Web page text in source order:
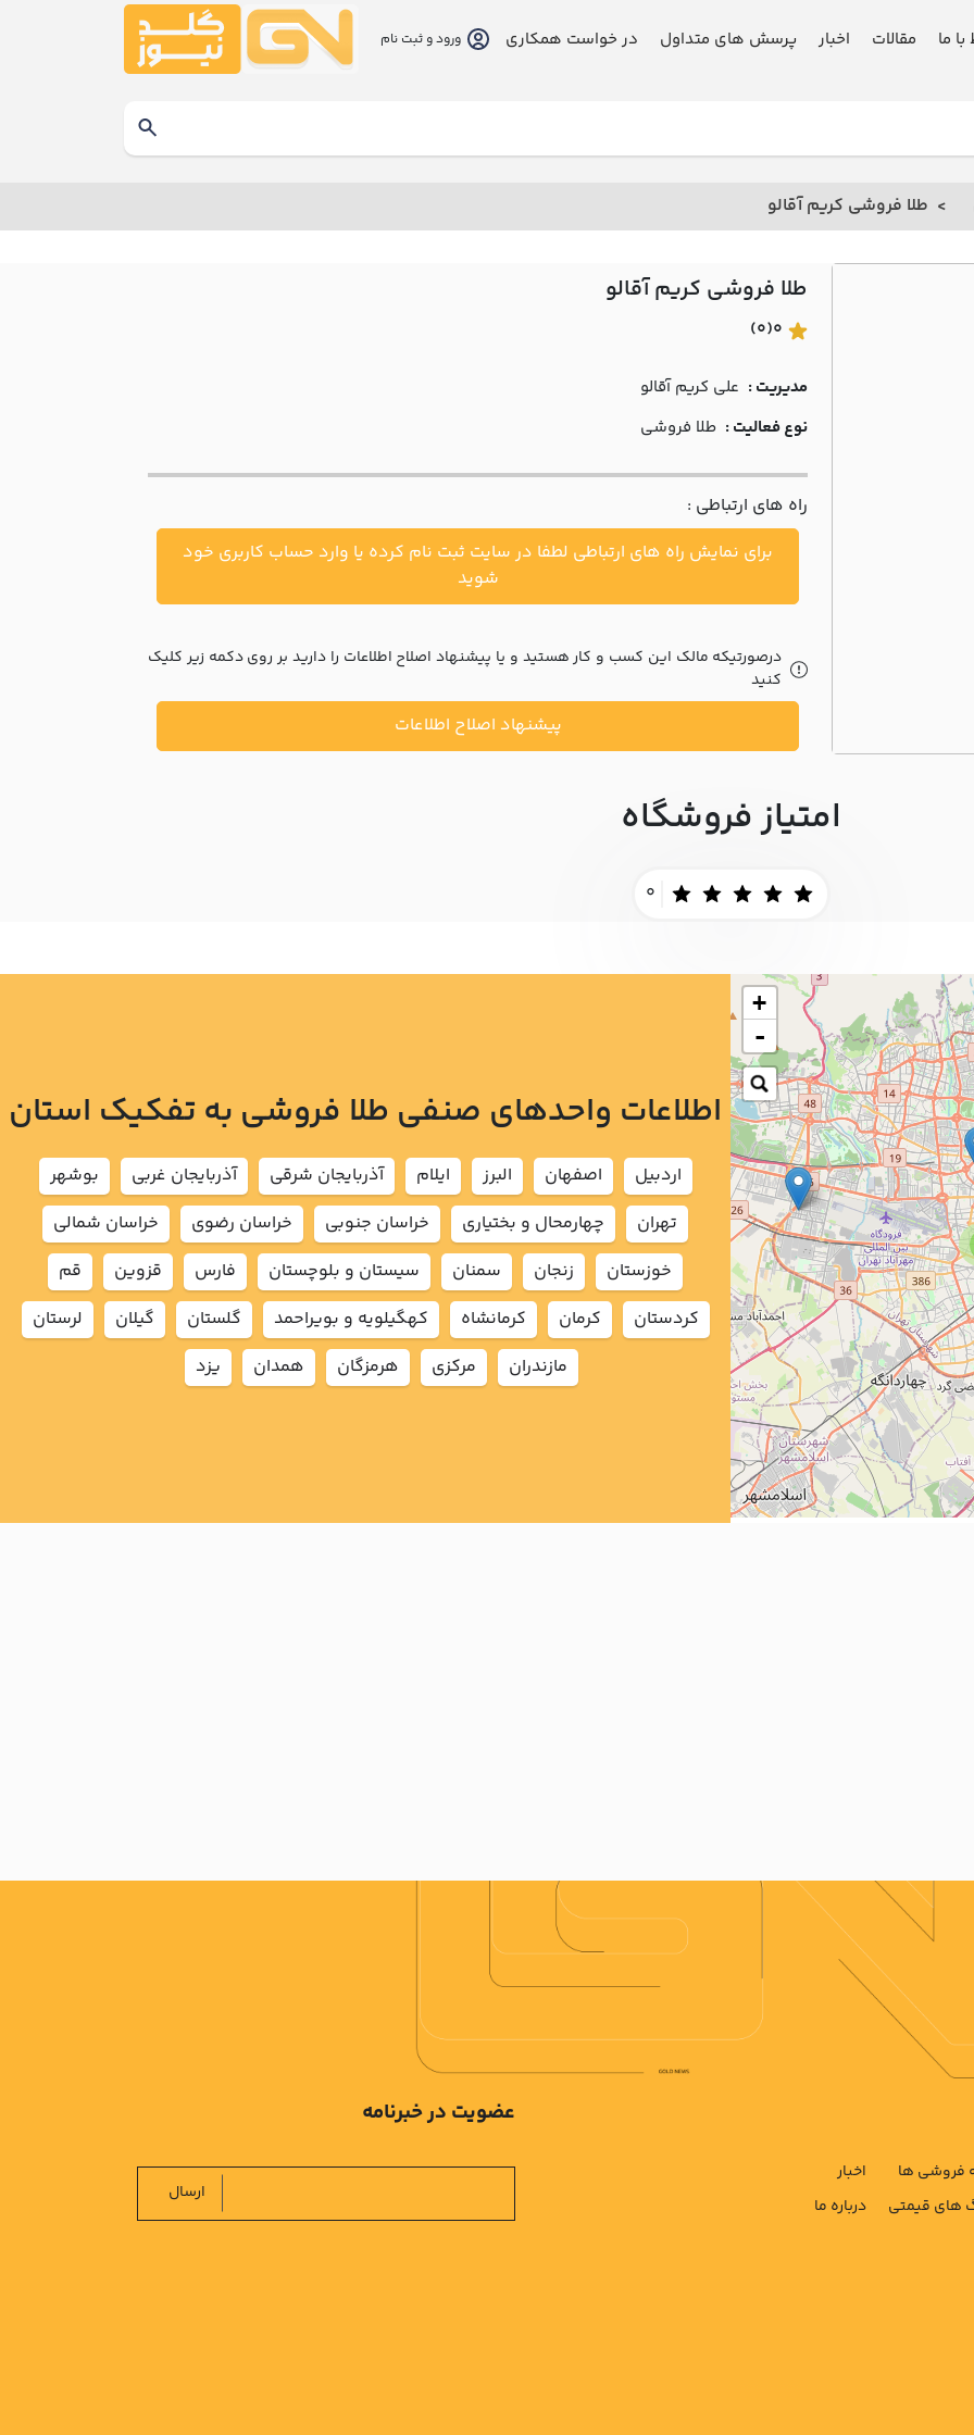
با ما مقالات اخبار پرسش های متداول در خواست همکاری ورود و ثبت نام
طلا فروشی کريم آقالو
طلا فروشی کريم آقالو
0
(0)
مدیریت : علي کريم آقالو
نوع فعالیت : طلا فروشی
راه های ارتباطی :
برای نمایش راه های ارتباطی لطفا در سایت ثبت نام کرده یا وارد حساب کاربری خود
شوید
درصورتیکه مالک این کسب و کار هستید و یا پیشنهاد اصلاح اطلاعات را دارید بر روی دکمه زیر کلیک
کنید
پیشنهاد اصلاح اطلاعات
امتیاز فروشگاه
0
+
-
اطلاعات واحدهای صنفی طلا فروشی به تفکیک استان
اردبيل اصفهان البرز ايلام آذربايجان شرقي آذربايجان غربي
بوشهر
تهران
چهارمحال و بختياري خراسان جنوبي خراسان رضوي
خراسان شمالي
خوزستان
زنجان سمنان سيستان و بلوچستان فارس قزوين
قم
كردستان
كرمان كرمانشاه كهگيلويه و بويراحمد گلستان گيلان
لرستان
مازندران
مركزي هرمزگان همدان يزد
فروشی ها
های قیمتی
اخبار
درباره ما
عضویت در خبرنامه
ارسال